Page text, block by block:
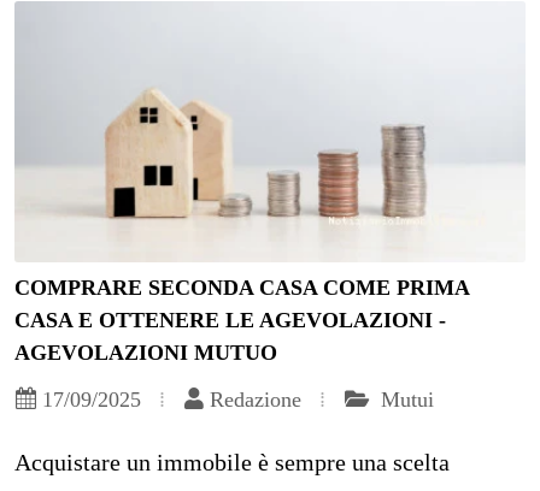
COMPRARE SECONDA CASA COME PRIMA
CASA E OTTENERE LE AGEVOLAZIONI -
AGEVOLAZIONI MUTUO
17/09/2025
Redazione Mutui
Acquistare un immobile è sempre una scelta